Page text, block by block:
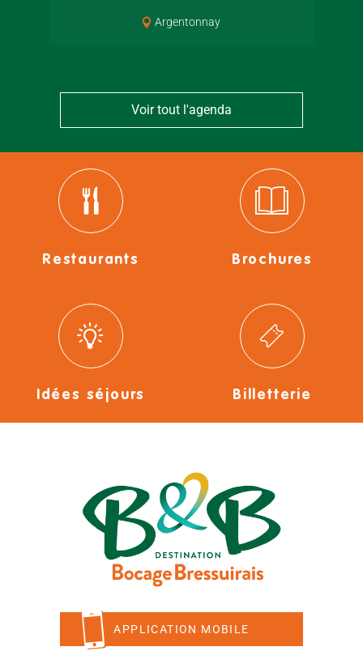
Argentonnay
Voir tout l'agenda
Restaurants Brochures
Idées séjours Billetterie
APPLICATION MOBILE